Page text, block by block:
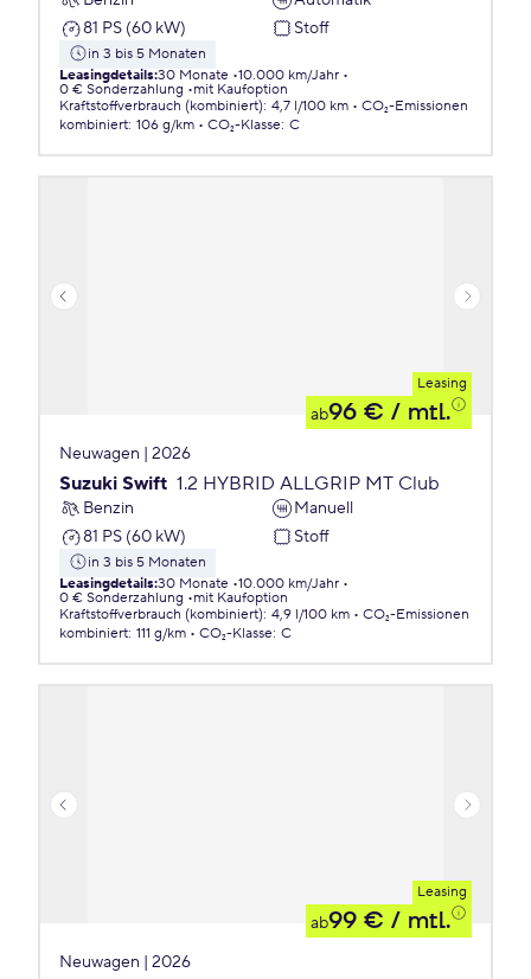
81 PS (60 kW)
Stoff
in 3 bis 5 Monaten
Leasingdetails:30 Monate 10.000 km/Jahr
0 € Sonderzahlung
mit Kaufoption
Kraftstoffverbrauch (kombiniert): 4,7 l/100 km
CO₂-Emissionen
kombiniert: 106 g/km CO₂-Klasse: C
Leasing
ab96 € / mtl.
Neuwagen | 2026
Suzuki Swift 1.2 HYBRID ALLGRIP MT Club
Benzin
Manuell
81 PS (60 kW)
Stoff
in 3 bis 5 Monaten
Leasingdetails:30 Monate 10.000 km/Jahr
0 € Sonderzahlung
mit Kaufoption
Kraftstoffverbrauch (kombiniert): 4,9 l/100 km
CO₂-Emissionen
kombiniert: 111 g/km CO₂-Klasse: C
Leasing
ab99 € / mtl.
Neuwagen | 2026